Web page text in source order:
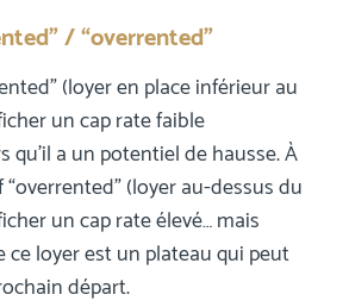
/ “overrented”
(loyer en place inférieur au
un cap rate faible
qu’il a un potentiel de hausse. À
“overrented” (loyer au-dessus du
un cap rate élevé… mais
ce loyer est un plateau qui peut
départ.